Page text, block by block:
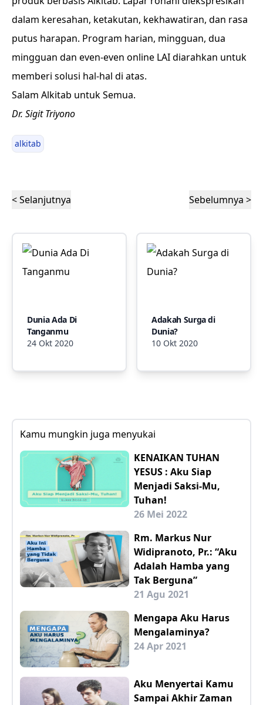
dalam keresahan, ketakutan, kekhawatiran, dan rasa
putus harapan. Program harian, mingguan, dua
mingguan dan even-even online LAI diarahkan untuk
memberi solusi hal-hal di atas.
Salam Alkitab untuk Semua.
Dr. Sigit Triyono
alkitab
< Selanjutnya Sebelumnya >
Dunia Ada Di
Tanganmu
24 Okt 2020
Adakah Surga di
Dunia?
10 Okt 2020
Kamu mungkin juga menyukai
KENAIKAN TUHAN
YESUS : Aku Siap
Menjadi Saksi-Mu,
Tuhan!
26 Mei 2022
Rm. Markus Nur
Widipranoto, Pr.: “Aku
Adalah Hamba yang
Tak Berguna”
21 Agu 2021
Mengapa Aku Harus
Mengalaminya?
24 Apr 2021
Aku Menyertai Kamu
Sampai Akhir Zaman